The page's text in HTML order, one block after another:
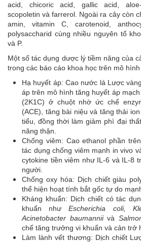
acid, chicoric acid, gallic acid, aloe-
scopoletin và farrerol. Ngoài ra cây còn
amin, vitamin C, carotenoid,
polysaccharid cùng nhiều nguyên tố
và P.
Một số tác dụng dược lý tiềm năng của
trong các báo cáo khoa học trên mô hình
Hạ huyết áp: Cao nước lá Lược
áp trên mô hình tăng huyết áp
(2K1C) ở chuột nhờ ức chế
(ACE), tăng bài niệu và tăng thải
tiểu, đồng thời làm giảm phì đại
năng thận.
Chống viêm: Cao ethanol phần
tác dụng chống viêm mạnh in vivo
cytokine tiền viêm như IL-6 và IL-8
người.
Chống oxy hóa: Dịch chiết giàu
thể hiện hoạt tính bắt gốc tự do
Kháng khuẩn: Dịch chiết có tác
khuẩn nhưEscherichia coli,
Acinetobacter baumannii và
chế tăng trưởng vi khuẩn và cản trở
Làm lành vết thương: Dịch chiết